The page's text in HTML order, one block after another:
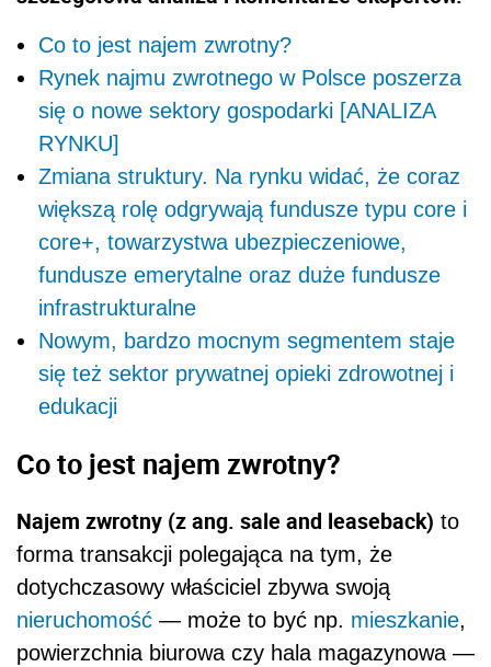
Co to jest najem zwrotny?
Rynek najmu zwrotnego w Polsce poszerza
się o nowe sektory gospodarki [ANALIZA
RYNKU]
Zmiana struktury. Na rynku widać, że coraz
większą rolę odgrywają fundusze typu core i
core+, towarzystwa ubezpieczeniowe,
fundusze emerytalne oraz duże fundusze
infrastrukturalne
Nowym, bardzo mocnym segmentem staje
się też sektor prywatnej opieki zdrowotnej i
edukacji
Co to jest najem zwrotny?
Najem zwrotny (z ang. sale and leaseback) to
forma transakcji polegająca na tym, że
dotychczasowy właściciel zbywa swoją
nieruchomość — może to być np. mieszkanie,
powierzchnia biurowa czy hala magazynowa —